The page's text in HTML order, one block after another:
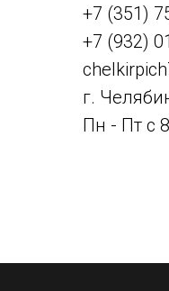
+7 (351)
+7 (932)
г.
Пн - Пт с